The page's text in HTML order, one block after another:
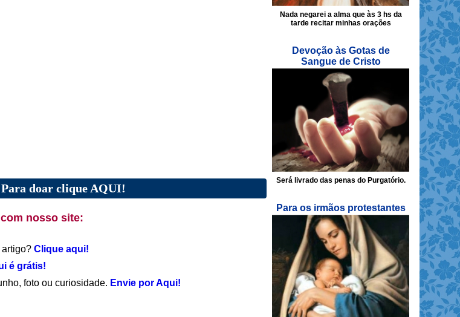
doar clique AQUI!
nosso site:
Clique aqui!
é grátis!
foto ou curiosidade. Envie por Aqui!
Nada negarei a alma que às 3 hs da
tarde recitar minhas orações
Devoção às Gotas de
Sangue de Cristo
Será livrado das penas do Purgatório.
Para os irmãos protestantes